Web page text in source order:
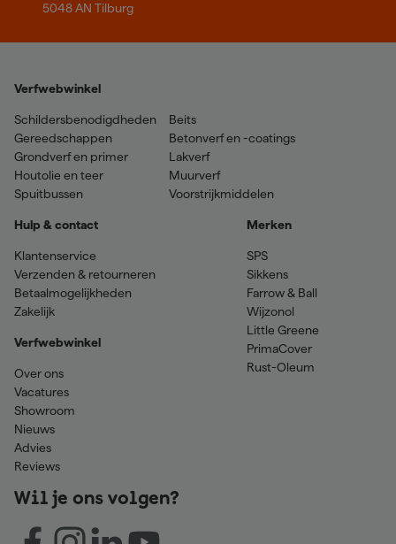
5048 AN Tilburg
Verfwebwinkel
Schildersbenodigdheden
Gereedschappen
Grondverf en primer
Houtolie en teer
Spuitbussen
Beits
Betonverf en -coatings
Lakverf
Muurverf
Voorstrijkmiddelen
Hulp & contact
Klantenservice
Verzenden & retourneren
Betaalmogelijkheden
Zakelijk
Verfwebwinkel
Over ons
Vacatures
Showroom
Nieuws
Advies
Reviews
Merken
SPS
Sikkens
Farrow & Ball
Wijzonol
Little Greene
PrimaCover
Rust-Oleum
Wil je ons volgen?